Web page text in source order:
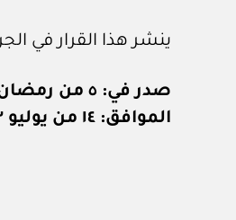
ينشر هذا القرار في
صدر في: ٥ من رمضان ١٤٣٤هـ
الموافق: ١٤ من يوليو ٢٠١٣م